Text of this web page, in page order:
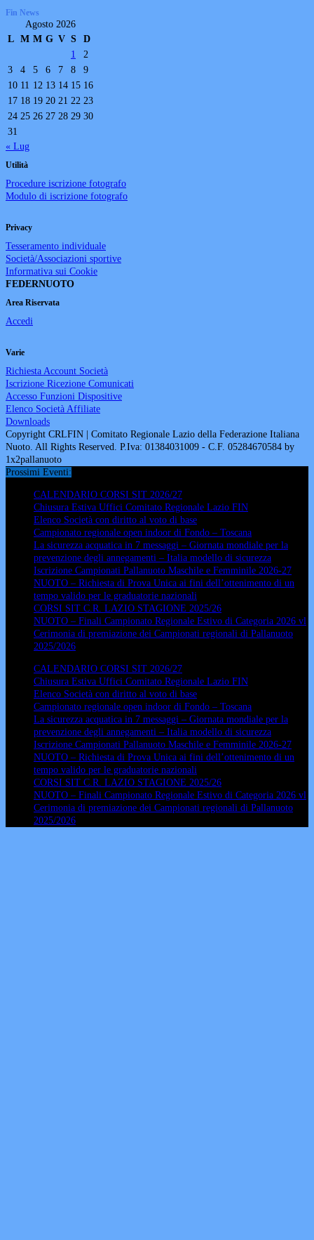
Fin News
Agosto 2026
L M M G V S
D
1
2
3
4 5 6 7 8
9
10 11 12 13 14 15 16
17 18 19 20 21 22 23
24 25 26 27 28 29 30
31
« Lug
Utilità
Procedure iscrizione fotografo
Modulo di iscrizione fotografo
Privacy
Tesseramento individuale
Società/Associazioni sportive
Informativa sui Cookie
FEDERNUOTO
Area Riservata
Accedi
Varie
Richiesta Account Società
Iscrizione Ricezione Comunicati
Accesso Funzioni Dispositive
Elenco Società Affiliate
Downloads
Copyright CRLFIN | Comitato Regionale Lazio della Federazione Italiana
Nuoto. All Rights Reserved. P.Iva: 01384031009 - C.F. 05284670584 by
1x2pallanuoto
Prossimi Eventi:
CALENDARIO CORSI SIT 2026/27
Chiusura Estiva Uffici Comitato Regionale Lazio FIN
Elenco Società con diritto al voto di base
Campionato regionale open indoor di Fondo – Toscana
La sicurezza acquatica in 7 messaggi – Giornata mondiale per la
prevenzione degli annegamenti – Italia modello di sicurezza
Iscrizione Campionati Pallanuoto Maschile e Femminile 2026-27
NUOTO – Richiesta di Prova Unica ai fini dell’ottenimento di un
tempo valido per le graduatorie nazionali
CORSI SIT C.R. LAZIO STAGIONE 2025/26
NUOTO – Finali Campionato Regionale Estivo di Categoria 2026 vl
Cerimonia di premiazione dei Campionati regionali di Pallanuoto
2025/2026
CALENDARIO CORSI SIT 2026/27
Chiusura Estiva Uffici Comitato Regionale Lazio FIN
Elenco Società con diritto al voto di base
Campionato regionale open indoor di Fondo – Toscana
La sicurezza acquatica in 7 messaggi – Giornata mondiale per la
prevenzione degli annegamenti – Italia modello di sicurezza
Iscrizione Campionati Pallanuoto Maschile e Femminile 2026-27
NUOTO – Richiesta di Prova Unica ai fini dell’ottenimento di un
tempo valido per le graduatorie nazionali
CORSI SIT C.R. LAZIO STAGIONE 2025/26
NUOTO – Finali Campionato Regionale Estivo di Categoria 2026 vl
Cerimonia di premiazione dei Campionati regionali di Pallanuoto
2025/2026